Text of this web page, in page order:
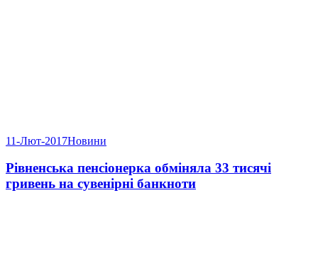
11-Лют-2017Новини
Рівненська пенсіонерка обміняла 33 тисячі
гривень на сувенірні банкноти